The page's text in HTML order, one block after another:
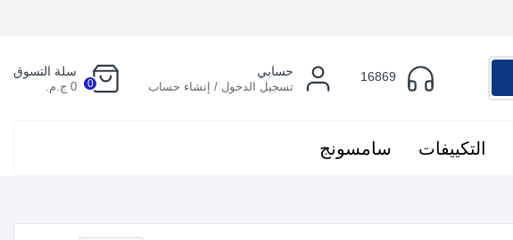
16869 حسابي
تسجيل الدخول / إنشاء حساب 0
سلة التسوق
0 ج.م.
التكييفات سامسونج